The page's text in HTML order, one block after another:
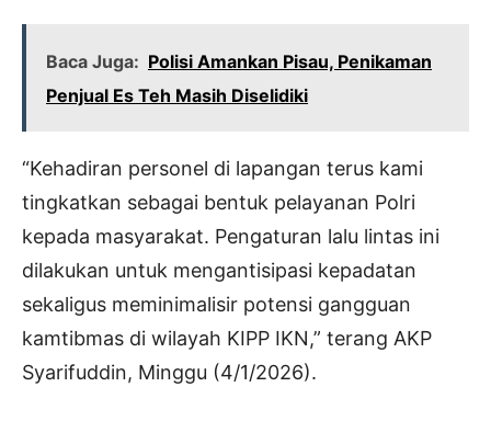
Baca Juga: Polisi Amankan Pisau, Penikaman
Penjual Es Teh Masih Diselidiki
“Kehadiran personel di lapangan terus kami
tingkatkan sebagai bentuk pelayanan Polri
kepada masyarakat. Pengaturan lalu lintas ini
dilakukan untuk mengantisipasi kepadatan
sekaligus meminimalisir potensi gangguan
kamtibmas di wilayah KIPP IKN,” terang AKP
Syarifuddin, Minggu (4/1/2026).